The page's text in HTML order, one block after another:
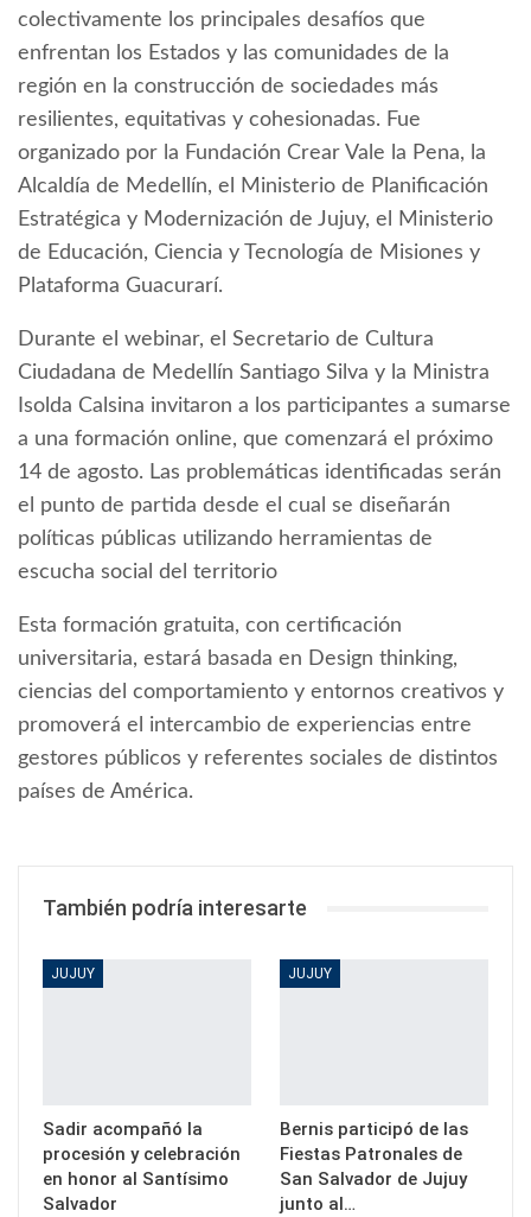
colectivamente los principales desafíos que
enfrentan los Estados y las comunidades de la
región en la construcción de sociedades más
resilientes, equitativas y cohesionadas. Fue
organizado por la Fundación Crear Vale la Pena, la
Alcaldía de Medellín, el Ministerio de Planificación
Estratégica y Modernización de Jujuy, el Ministerio
de Educación, Ciencia y Tecnología de Misiones y
Plataforma Guacurarí.
Durante el webinar, el Secretario de Cultura
Ciudadana de Medellín Santiago Silva y la Ministra
Isolda Calsina invitaron a los participantes a sumarse
a una formación online, que comenzará el próximo
14 de agosto. Las problemáticas identificadas serán
el punto de partida desde el cual se diseñarán
políticas públicas utilizando herramientas de
escucha social del territorio
Esta formación gratuita, con certificación
universitaria, estará basada en Design thinking,
ciencias del comportamiento y entornos creativos y
promoverá el intercambio de experiencias entre
gestores públicos y referentes sociales de distintos
países de América.
También podría interesarte
JUJUY
Sadir acompañó la
procesión y celebración
en honor al Santísimo
Salvador
JUJUY
Bernis participó de las
Fiestas Patronales de
San Salvador de Jujuy
junto al…